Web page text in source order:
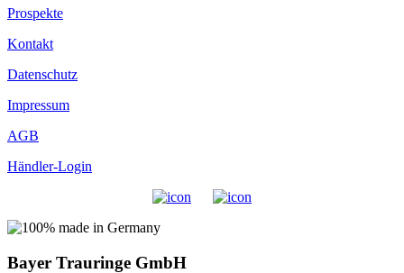
Prospekte
Kontakt
Datenschutz
Impressum
AGB
Händler-Login
Bayer Trauringe GmbH